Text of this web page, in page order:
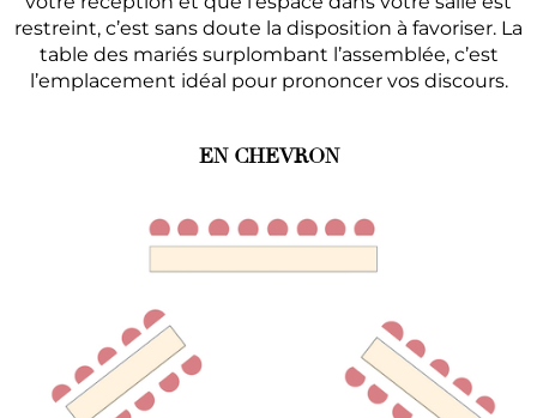
restreint, c’est sans doute la disposition à favoriser. La
table des mariés surplombant l’assemblée, c’est
l’emplacement idéal pour prononcer vos discours.
EN CHEVRON